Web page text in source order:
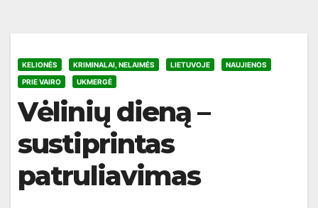
KELIONĖS KRIMINALAI, NELAIMĖS LIETUVOJE
NAUJIENOS
PRIE VAIRO
UKMERGĖ
Vėlinių dieną –
sustiprintas
patruliavimas